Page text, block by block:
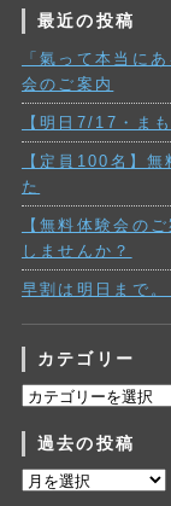
最近の投稿
「氣って本当に
会のご案内
【明日7/17・ま
【定員100名】
た
【無料体験会の
しませんか？
早割は明日まで
カテゴリー
カ
ゴ
リ
ー
過去の投稿
過